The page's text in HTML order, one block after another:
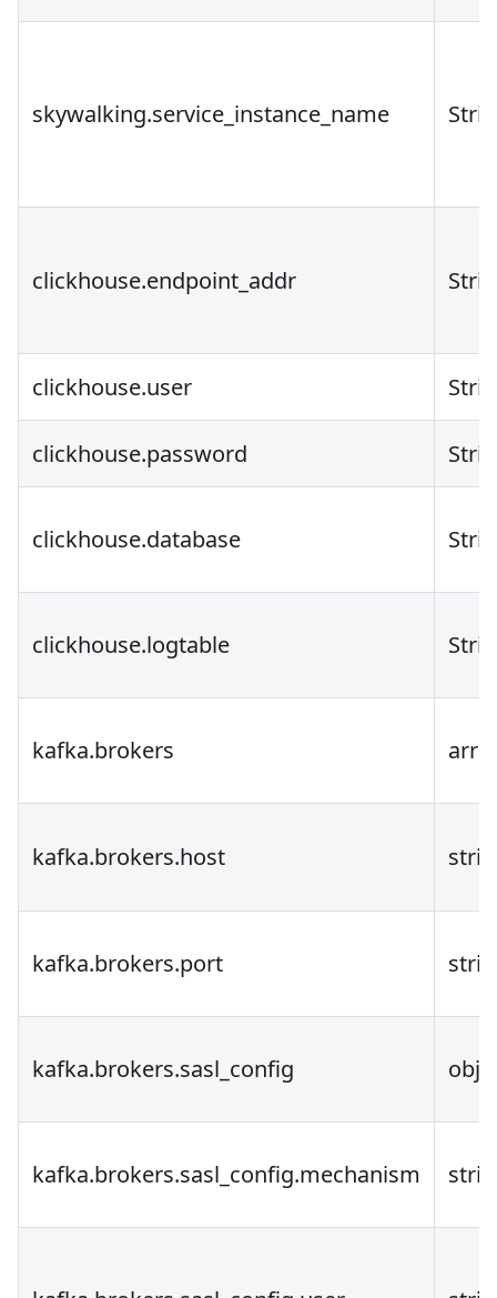
skywalking.service_instance_name
clickhouse.endpoint_addr
clickhouse.user
clickhouse.password
clickhouse.database
clickhouse.logtable
kafka.brokers
kafka.brokers.host
kafka.brokers.port
kafka.brokers.sasl_config
kafka.brokers.sasl_config.mechanism